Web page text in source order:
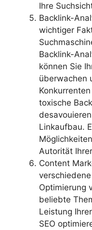
Ihre
Backlink-
wichtiger
Backlink-
können Sie
überwachen
toxische
Linkaufbau.
Autorität Ihrer
Content
Optimierung
beliebte
Leistung
SEO